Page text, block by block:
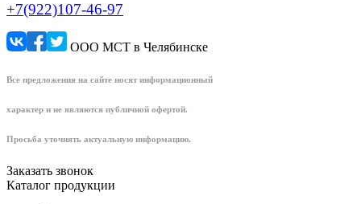
+7(922)107-46-97
ООО МСТ в Челябинске
Все предложения на сайте носят информационный
характер и не являются публичной офертой.
Просьба уточнять актуальную информацию.
Заказать звонок
Каталог продукции